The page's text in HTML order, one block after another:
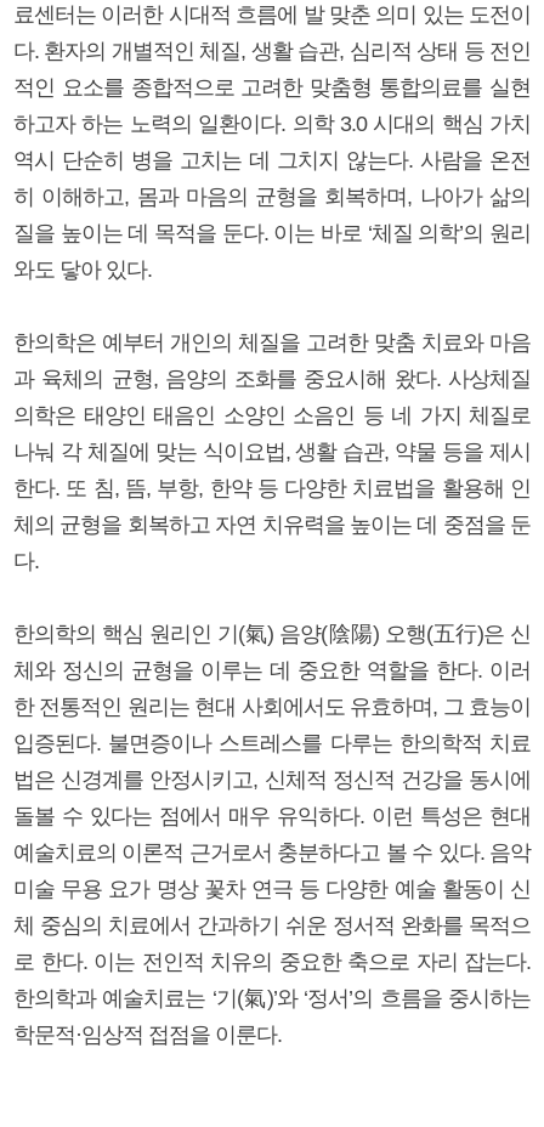
료센터는 이러한 시대적 흐름에 발 맞춘 의미 있는 도전이
다. 환자의 개별적인 체질, 생활 습관, 심리적 상태 등 전인
적인 요소를 종합적으로 고려한 맞춤형 통합의료를 실현
하고자 하는 노력의 일환이다. 의학 3.0 시대의 핵심 가치
역시 단순히 병을 고치는 데 그치지 않는다. 사람을 온전
히 이해하고, 몸과 마음의 균형을 회복하며, 나아가 삶의
질을 높이는 데 목적을 둔다. 이는 바로 ‘체질 의학’의 원리
와도 닿아 있다.
한의학은 예부터 개인의 체질을 고려한 맞춤 치료와 마음
과 육체의 균형, 음양의 조화를 중요시해 왔다. 사상체질
의학은 태양인 태음인 소양인 소음인 등 네 가지 체질로
나눠 각 체질에 맞는 식이요법, 생활 습관, 약물 등을 제시
한다. 또 침, 뜸, 부항, 한약 등 다양한 치료법을 활용해 인
체의 균형을 회복하고 자연 치유력을 높이는 데 중점을 둔
다.
한의학의 핵심 원리인 기(氣) 음양(陰陽) 오행(五行)은 신
체와 정신의 균형을 이루는 데 중요한 역할을 한다. 이러
한 전통적인 원리는 현대 사회에서도 유효하며, 그 효능이
입증된다. 불면증이나 스트레스를 다루는 한의학적 치료
법은 신경계를 안정시키고, 신체적 정신적 건강을 동시에
돌볼 수 있다는 점에서 매우 유익하다. 이런 특성은 현대
예술치료의 이론적 근거로서 충분하다고 볼 수 있다. 음악
미술 무용 요가 명상 꽃차 연극 등 다양한 예술 활동이 신
체 중심의 치료에서 간과하기 쉬운 정서적 완화를 목적으
로 한다. 이는 전인적 치유의 중요한 축으로 자리 잡는다.
한의학과 예술치료는 ‘기(氣)’와 ‘정서’의 흐름을 중시하는
학문적·임상적 접점을 이룬다.